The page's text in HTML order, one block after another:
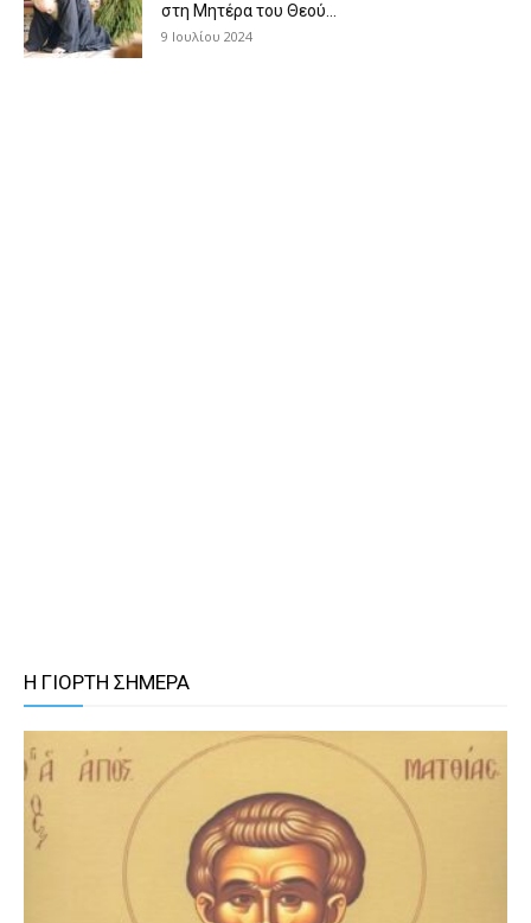
στη Μητέρα του Θεού...
9 Ιουλίου 2024
Η ΓΙΟΡΤΗ ΣΗΜΕΡΑ